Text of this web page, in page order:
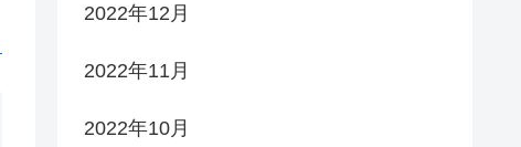
2022年12月
2022年11月
2022年10月